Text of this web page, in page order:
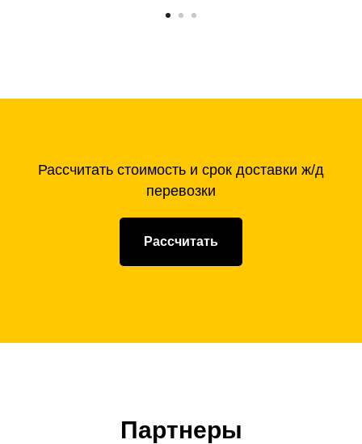
Рассчитать стоимость и срок доставки ж/д
перевозки
Рассчитать
Партнеры